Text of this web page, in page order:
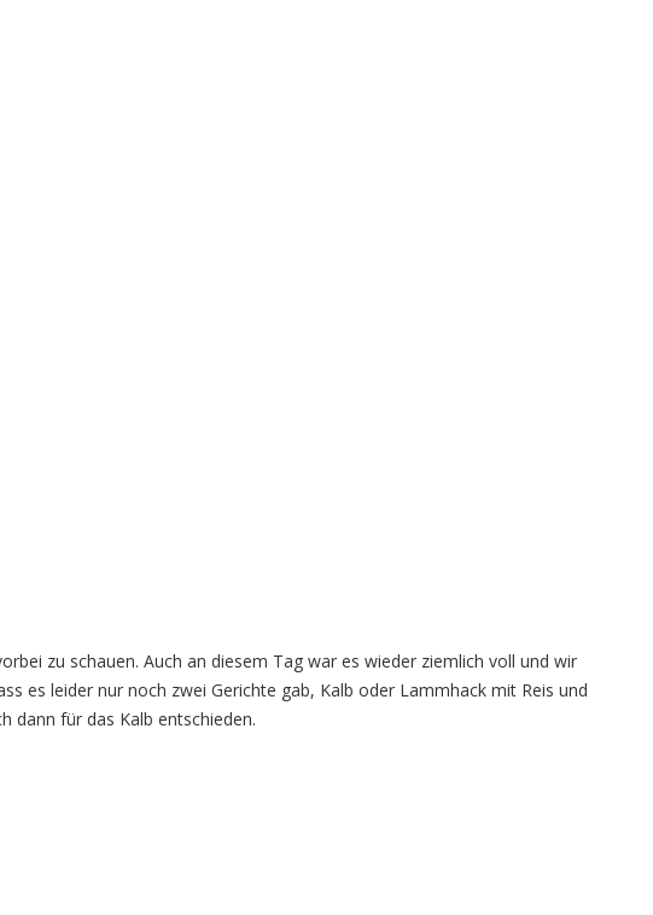
zu schauen. Auch an diesem Tag war es wieder ziemlich voll und wir
es leider nur noch zwei Gerichte gab, Kalb oder Lammhack mit Reis und
dann für das Kalb entschieden.